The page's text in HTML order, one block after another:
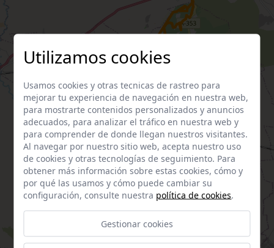
Utilizamos cookies
Usamos cookies y otras tecnicas de rastreo para
mejorar tu experiencia de navegación en nuestra web,
para mostrarte contenidos personalizados y anuncios
adecuados, para analizar el tráfico en nuestra web y
para comprender de donde llegan nuestros visitantes.
Al navegar por nuestro sitio web, acepta nuestro uso
de cookies y otras tecnologías de seguimiento. Para
obtener más información sobre estas cookies, cómo y
por qué las usamos y cómo puede cambiar su
configuración, consulte nuestra política de cookies.
Gestionar cookies